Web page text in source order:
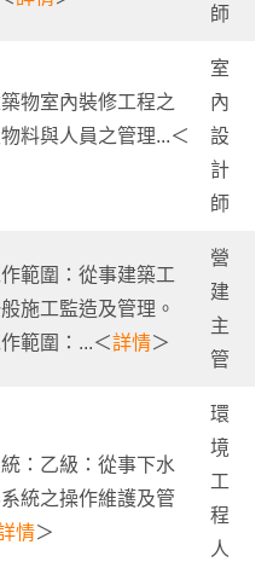
師
物室內裝修工程之
料與人員之管理...＜
室
內
設
計
師
範圍：從事建築工
施工監造及管理。
範圍：...＜詳情＞
營
建
主
管
：乙級：從事下水
統之操作維護及管
情＞
環
境
工
程
人